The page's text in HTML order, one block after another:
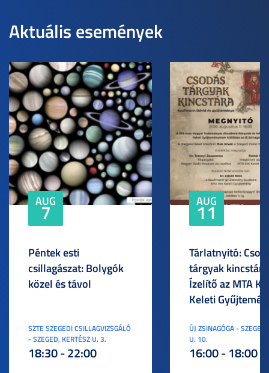
Aktuális események
AUG
7
Péntek esti
csillagászat: Bolygók
közel és távol
SZTE SZEGEDI CSILLAGVIZSGÁLÓ
- SZEGED, KERTÉSZ U. 3.
18:30 - 22:00
AUG
11
Tárlatnyitó:
tárgyak
Ízelítő az MTA
Keleti
ÚJ ZSINAGÓGA -
U. 10.
16:00 - 18:00